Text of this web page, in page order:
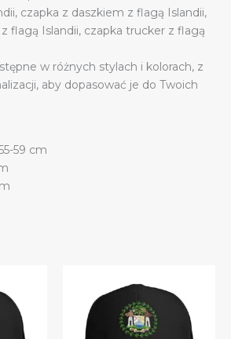
czapka z daszkiem z flagą Islandii,
flagą Islandii, czapka trucker z flagą
w różnych stylach i kolorach, z
aby dopasować je do Twoich
59 cm